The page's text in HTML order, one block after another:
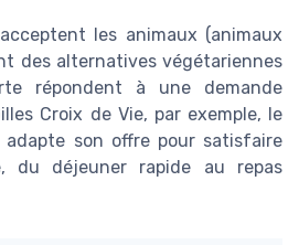
les animaux (animaux
des alternatives végétariennes
répondent à une demande
Croix de Vie, par exemple, le
adapte son offre pour satisfaire
du déjeuner rapide au repas